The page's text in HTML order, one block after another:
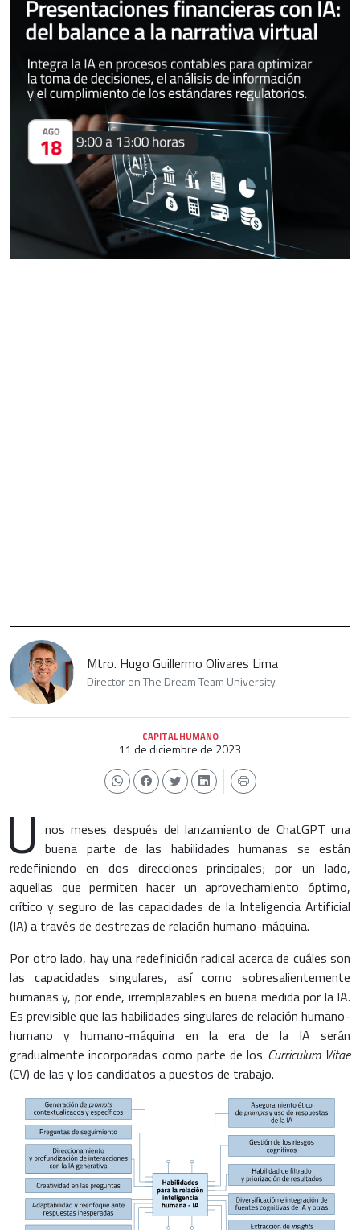
Mtro. Hugo Guillermo Olivares Lima
Director en The Dream Team University
CAPITAL HUMANO
11 de diciembre de 2023
U nos meses después del lanzamiento de ChatGPT una
buena parte de las habilidades humanas se están
redefiniendo en dos direcciones principales; por un lado,
aquellas que permiten hacer un aprovechamiento óptimo,
crítico y seguro de las capacidades de la Inteligencia Artificial
(IA) a través de destrezas de relación humano-máquina.
Por otro lado, hay una redefinición radical acerca de cuáles son
las capacidades singulares, así como sobresalientemente
humanas y, por ende, irremplazables en buena medida por la IA.
Es previsible que las habilidades singulares de relación humano-
humano y humano-máquina en la era de la IA serán
gradualmente incorporadas como parte de los Curriculum Vitae
(CV) de las y los candidatos a puestos de trabajo.